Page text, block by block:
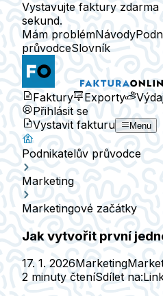
Vystavujte faktury zdarma
sekund.
Mám problémNávody
průvodceSlovník
Faktury Exporty
Přihlásit se
Vystavit fakturu
Menu
Podnikatelův průvodce
Marketing
Marketingové začátky
Jak vytvořit první
17. 1. 2026Marketing
2 minuty čteníSdílet na: